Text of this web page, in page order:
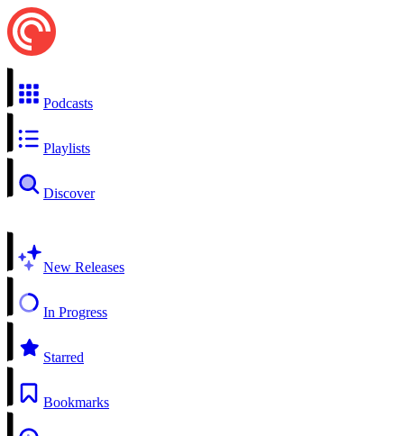
Podcasts
Playlists
Discover
New Releases
In Progress
Starred
Bookmarks